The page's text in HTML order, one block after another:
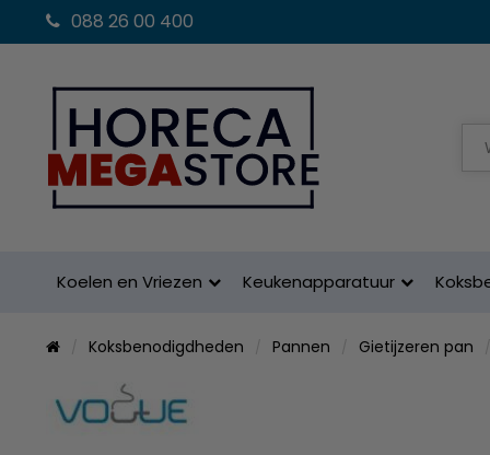
088 26 00 400
Koelen en Vriezen Keukenapparatuur
Koksbenodigdheden Pannen Gietijzeren pan